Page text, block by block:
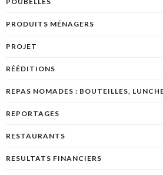
PRODUITS MÉNAGERS
PROJET
RÉÉDITIONS
REPAS NOMADES : BOUTEILLES,
REPORTAGES
RESTAURANTS
RESULTATS FINANCIERS